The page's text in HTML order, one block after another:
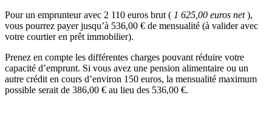
Pour un emprunteur avec 2 110 euros brut ( 1 625,00 euros net),
vous pourrez payer jusqu’à 536,00 € de mensualité (à valider avec
votre courtier en prêt immobilier).
Prenez en compte les différentes charges pouvant réduire votre
capacité d’emprunt. Si vous avez une pension alimentaire ou un
autre crédit en cours d’environ 150 euros, la mensualité maximum
possible serait de 386,00 € au lieu des 536,00 €.